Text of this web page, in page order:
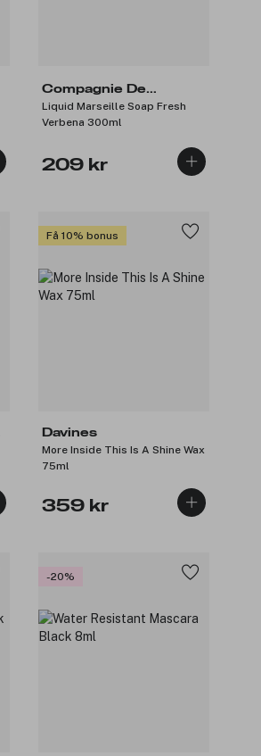
Compagnie De
Provence
Liquid Marseille Soap Fresh
Verbena 300ml
209 kr
Få 10% bonus
Davines
More Inside This Is A Shine Wax
75ml
359 kr
-20%